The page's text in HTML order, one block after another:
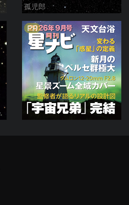
孤児郎
PR